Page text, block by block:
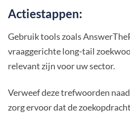
Actiestappen:
Gebruik tools zoals
vraaggerichte long-tail
relevant zijn voor uw sector.
Verweef deze trefwoorden
zorg ervoor dat de